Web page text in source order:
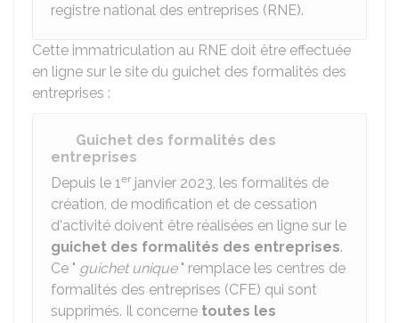
registre national des entreprises (RNE).
Cette immatriculation au RNE doit être effectuée
en ligne sur le site du guichet des formalités des
entreprises :
Guichet des formalités des
entreprises
Depuis le 1er janvier 2023, les formalités de
création, de modification et de cessation
d'activité doivent être réalisées en ligne sur le
guichet des formalités des entreprises.
Ce " guichet unique" remplace les centres de
formalités des entreprises (CFE) qui sont
supprimés. Il concerne toutes les